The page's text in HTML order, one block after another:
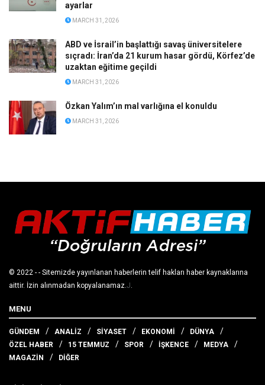
ayarlar
MARCH 31, 2026
ABD ve İsrail’in başlattığı savaş üniversitelere
sıçradı: İran’da 21 kurum hasar gördü, Körfez’de
uzaktan eğitime geçildi
MARCH 31, 2026
Özkan Yalım’ın mal varlığına el konuldu
MARCH 31, 2026
© 2022 - - Sitemizde yayınlanan haberlerin telif hakları haber kaynaklarına
aittir. İzin alınmadan kopyalanamaz. J
MENU
GÜNDEM ANALİZ SİYASET EKONOMİ
DÜNYA
ÖZEL HABER
15 TEMMUZ SPOR İŞKENCE
MEDYA
MAGAZİN
DİĞER